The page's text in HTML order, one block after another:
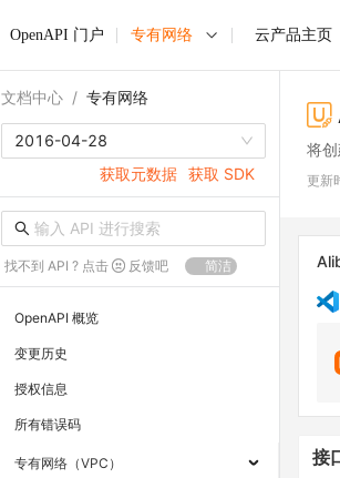
OpenAPI 门户 专有网络 云产品主页
文档中心 / 专有网络
2016-04-28
获取元数据 获取 SDK
找不到 API ? 点击 反馈吧 简洁
OpenAPI 概览
变更历史
授权信息
所有错误码
专有网络（VPC）
将
更新
接